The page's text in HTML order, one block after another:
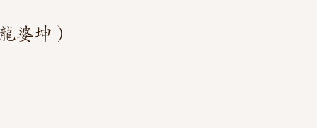
婆坤）